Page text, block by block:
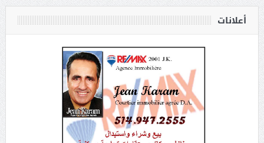
أعلانات